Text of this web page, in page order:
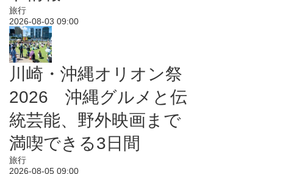
旅行
2026-08-03 09:00
川崎・沖縄オリオン祭
2026 沖縄グルメと伝
統芸能、野外映画まで
満喫できる3日間
旅行
2026-08-05 09:00